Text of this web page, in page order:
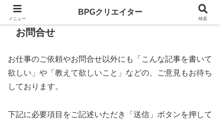
お問合せ
お仕事のご依頼やお問合せ以外にも「こんな記事を書いて
欲しい」や「教えて欲しいこと」などの、ご意見もお待ち
しております。
下記に必要項目をご記述いただき「送信」ボタンを押して
メニュー
BPGクリエイター
検索